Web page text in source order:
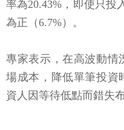
率為20.43%，即使只投
為正（6.7%）。
專家表示，在高波動情
場成本，降低單筆投資
資人因等待低點而錯失